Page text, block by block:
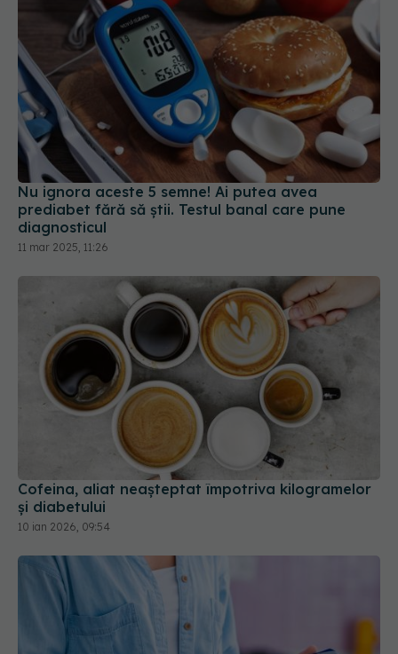
Nu ignora aceste 5 semne! Ai putea avea
prediabet fără să știi. Testul banal care pune
diagnosticul
11 mar 2025, 11:26
Cofeina, aliat neașteptat împotriva kilogramelor
și diabetului
10 ian 2026, 09:54